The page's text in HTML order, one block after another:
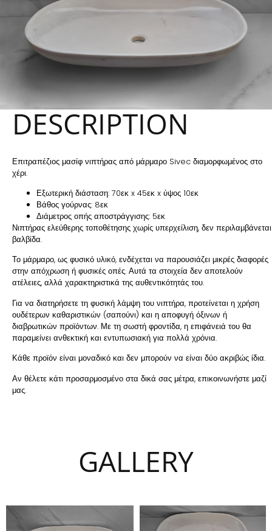
DESCRIPTION
Επιτραπέζιος μασίφ νιπτήρας από μάρμαρο Sivec διαμορφωμένος στο
χέρι.
Εξωτερική διάσταση: 70εκ x 45εκ x ύψος 10εκ
Βάθος γούρνας: 8εκ
Διάμετρος οπής αποστράγγισης: 5εκ
Νιπτήρας ελεύθερης τοποθέτησης χωρίς υπερχείλιση, δεν περιλαμβάνεται
βαλβίδα.
Το μάρμαρο, ως φυσικό υλικό, ενδέχεται να παρουσιάζει μικρές διαφορές
στην απόχρωση ή φυσικές οπές. Αυτά τα στοιχεία δεν αποτελούν
ατέλειες, αλλά χαρακτηριστικά της αυθεντικότητάς του.
Για να διατηρήσετε τη φυσική λάμψη του νιπτήρα, προτείνεται η χρήση
ουδέτερων καθαριστικών (σαπούνι) και η αποφυγή όξινων ή
διαβρωτικών προϊόντων. Με τη σωστή φροντίδα, η επιφάνειά του θα
παραμείνει ανθεκτική και εντυπωσιακή για πολλά χρόνια.
Κάθε προϊόν είναι μοναδικό και δεν μπορούν να είναι δύο ακριβώς ίδια.
Αν θέλετε κάτι προσαρμοσμένο στα δικά σας μέτρα, επικοινωνήστε μαζί
μας.
GALLERY